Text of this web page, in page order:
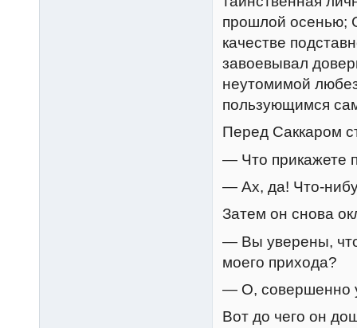
прошлой осенью;
качестве
завоевывал
неутомимой
пользующимся
Перед Саккаром
— Что прикажете
— Ах, да! Что-
Затем он снова
— Вы уверены,
моего прихода?
— О, совершенно
Вот до чего он